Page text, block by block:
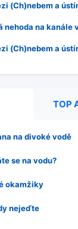
(Ch)nebem a
nehoda na kanále
(Ch)nebem a
TOP
na divoké vodě
se na vodu?
okamžiky
nejeďte